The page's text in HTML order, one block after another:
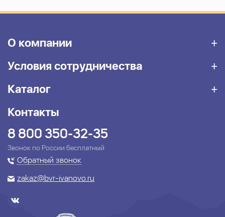
О компании
Условия сотрудничества
Каталог
Контакты
8 800 350-32-35
Звонок по России бесплатный
Обратный звонок
zakaz@bvr-ivanovo.ru